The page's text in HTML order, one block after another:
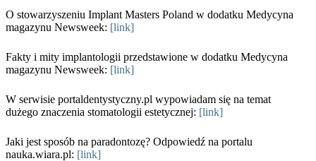
O stowarzyszeniu Implant Masters Poland w dodatku Medycyna
magazynu Newsweek: [link]
Fakty i mity implantologii przedstawione w dodatku Medycyna
magazynu Newsweek: [link]
W serwisie portaldentystyczny.pl wypowiadam się na temat
dużego znaczenia stomatologii estetycznej: [link]
Jaki jest sposób na paradontozę? Odpowiedź na portalu
nauka.wiara.pl: [link]